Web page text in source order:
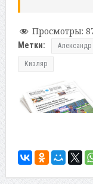
Просмотры:
Метки:
Кизляр